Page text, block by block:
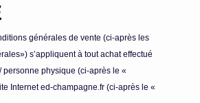
générales de vente (ci-après les
s’appliquent à tout achat effectué
personne physique (ci-après le «
Internet ed-champagne.fr (ci-après le «